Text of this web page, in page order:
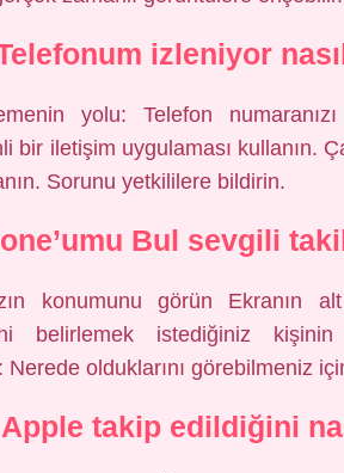
izleniyor
yolu: Telefon
bir iletişim uygulaması kullanın.
Sorunu yetkililere bildirin.
Bul sevgili
konumunu görün Ekranın
belirlemek istediğiniz kişinin
olduklarını görebilmeniz
Apple takip edildiğini